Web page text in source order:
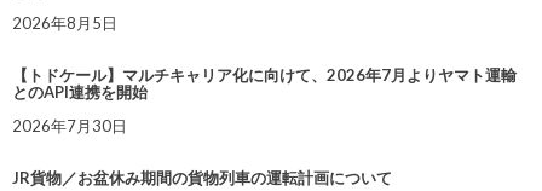
2026年8月5日
【トドケール】マルチキャリア化に向けて、2026年7月よりヤマト運輸
とのAPI連携を開始
2026年7月30日
JR貨物／お盆休み期間の貨物列車の運転計画について